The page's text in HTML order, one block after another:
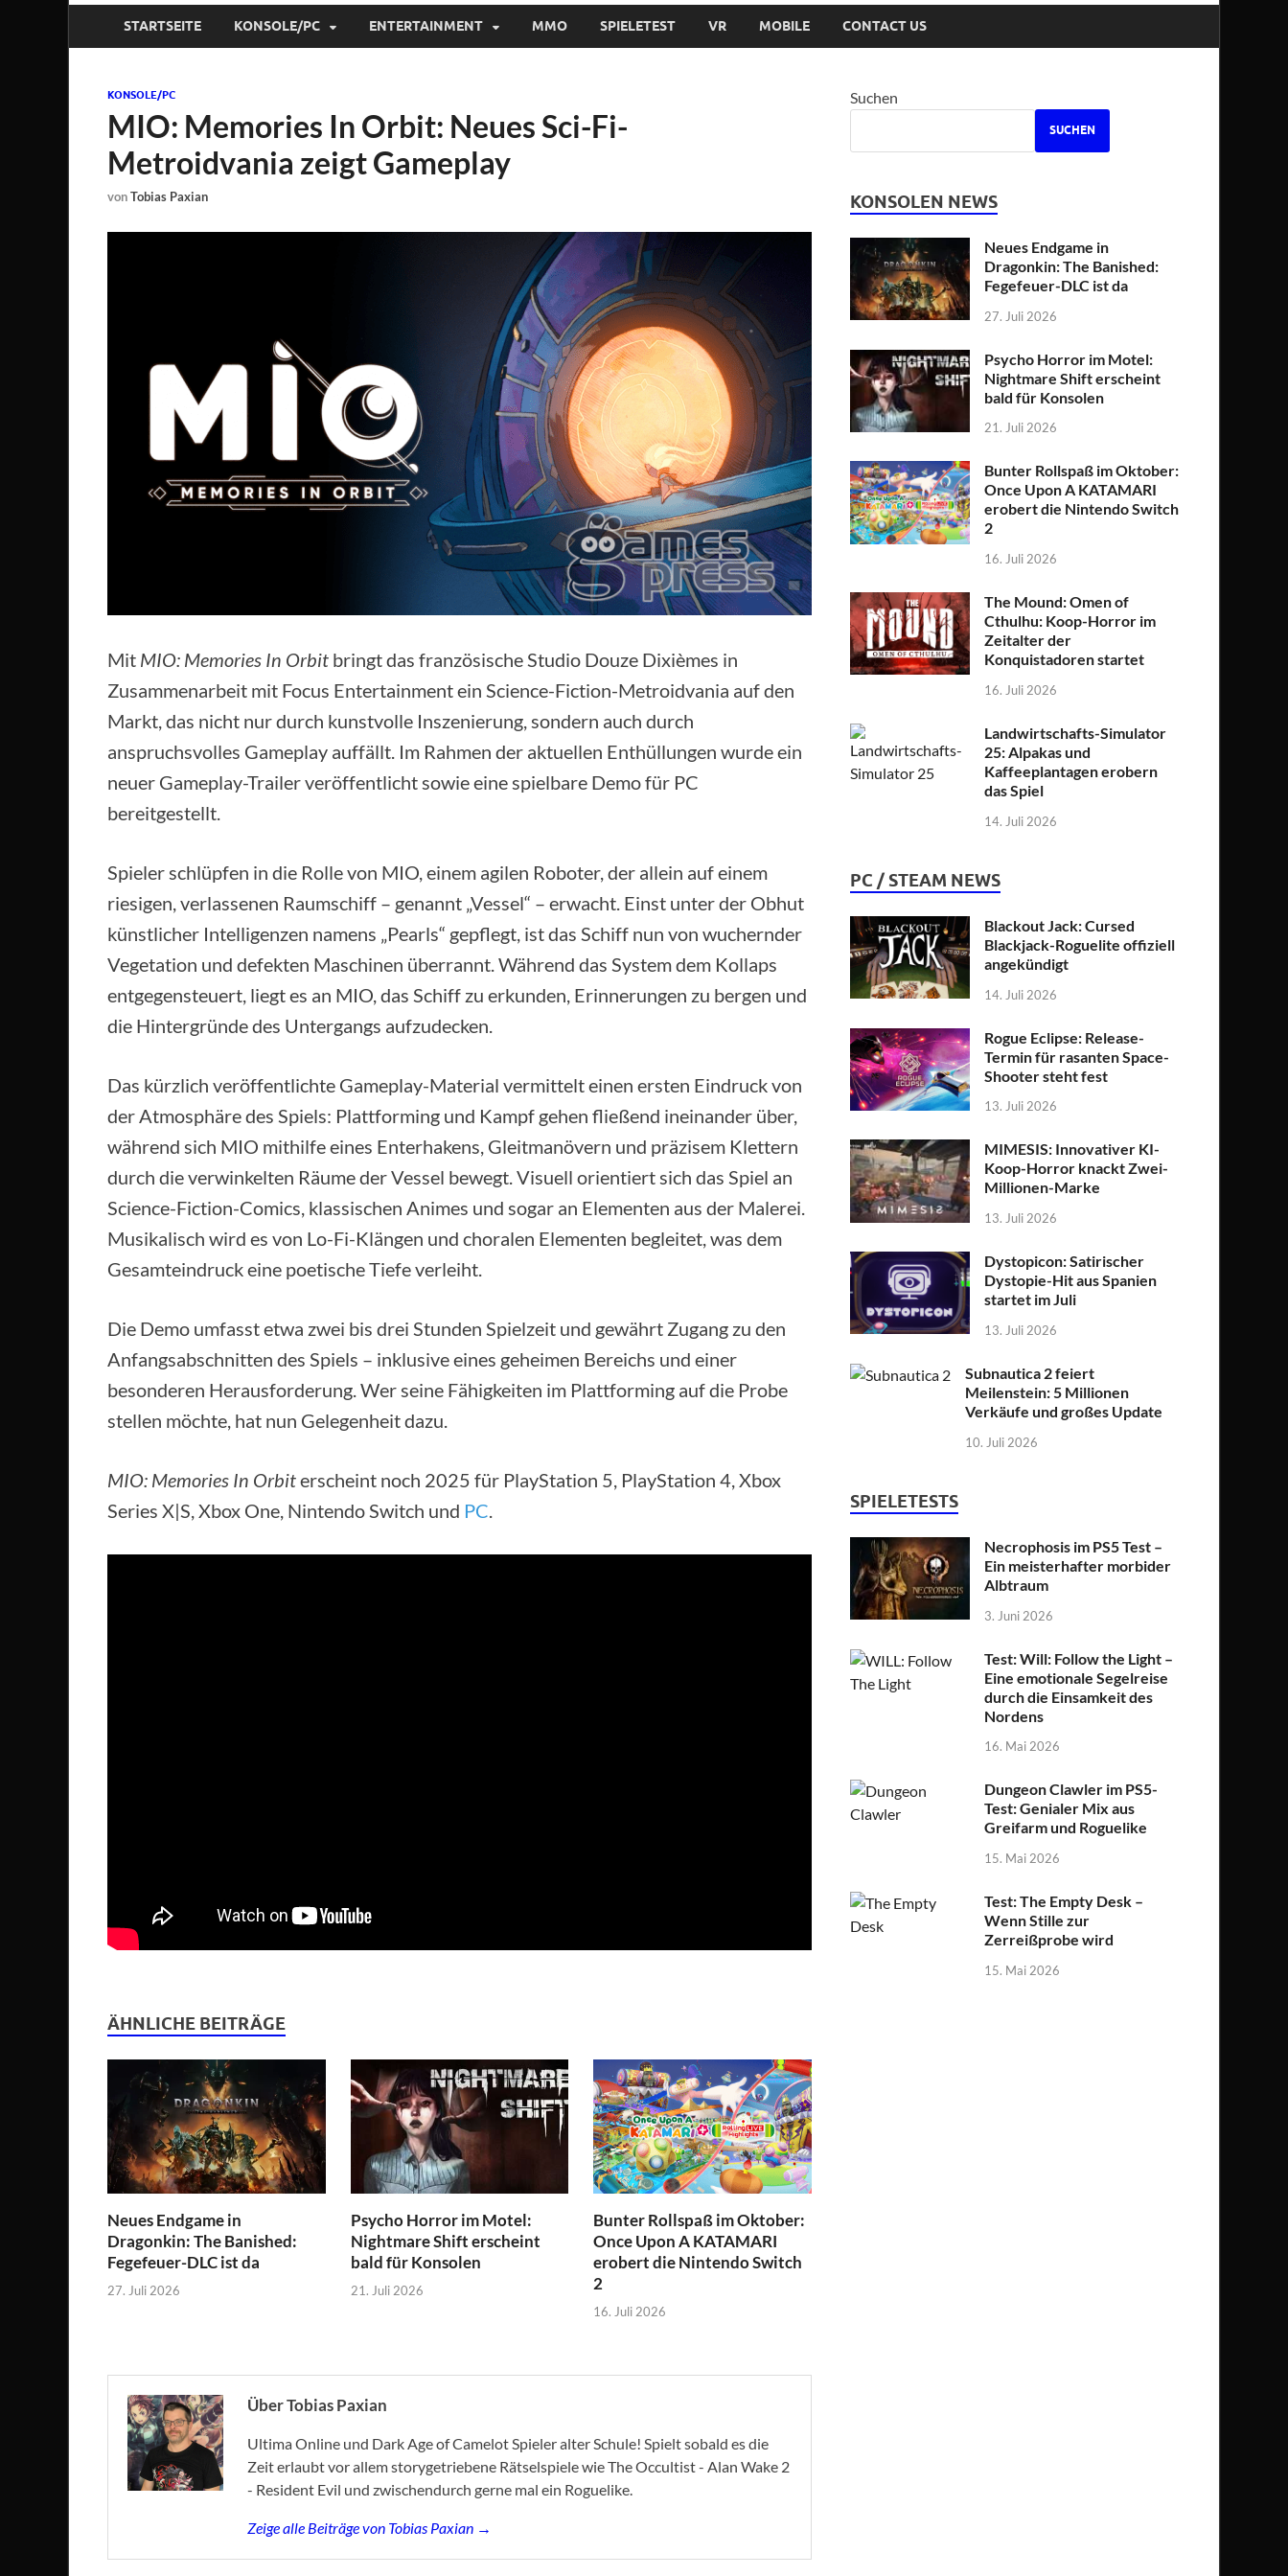
STARTSEITE KONSOLE/PC ENTERTAINMENT MMO SPIELETEST VR MOBILE CONTACT US
KONSOLE/PC
MIO: Memories In Orbit: Neues Sci-Fi-
Metroidvania zeigt Gameplay
vonTobias Paxian
Mit MIO: Memories In Orbit bringt das französische Studio Douze Dixièmes in
Zusammenarbeit mit Focus Entertainment ein Science-Fiction-Metroidvania auf den
Markt, das nicht nur durch kunstvolle Inszenierung, sondern auch durch
anspruchsvolles Gameplay auffällt. Im Rahmen der aktuellen Enthüllungen wurde ein
neuer Gameplay-Trailer veröffentlicht sowie eine spielbare Demo für PC
bereitgestellt.
Spieler schlüpfen in die Rolle von MIO, einem agilen Roboter, der allein auf einem
riesigen, verlassenen Raumschiff – genannt „Vessel“ – erwacht. Einst unter der Obhut
künstlicher Intelligenzen namens „Pearls“ gepflegt, ist das Schiff nun von wuchernder
Vegetation und defekten Maschinen überrannt. Während das System dem Kollaps
entgegensteuert, liegt es an MIO, das Schiff zu erkunden, Erinnerungen zu bergen und
die Hintergründe des Untergangs aufzudecken.
Das kürzlich veröffentlichte Gameplay-Material vermittelt einen ersten Eindruck von
der Atmosphäre des Spiels: Plattforming und Kampf gehen fließend ineinander über,
während sich MIO mithilfe eines Enterhakens, Gleitmanövern und präzisem Klettern
durch die verwinkelten Räume der Vessel bewegt. Visuell orientiert sich das Spiel an
Science-Fiction-Comics, klassischen Animes und sogar an Elementen aus der Malerei.
Musikalisch wird es von Lo-Fi-Klängen und choralen Elementen begleitet, was dem
Gesamteindruck eine poetische Tiefe verleiht.
Die Demo umfasst etwa zwei bis drei Stunden Spielzeit und gewährt Zugang zu den
Anfangsabschnitten des Spiels – inklusive eines geheimen Bereichs und einer
besonderen Herausforderung. Wer seine Fähigkeiten im Plattforming auf die Probe
stellen möchte, hat nun Gelegenheit dazu.
MIO: Memories In Orbiterscheint noch 2025 für PlayStation 5, PlayStation 4, Xbox
Series X|S, Xbox One, Nintendo Switch und PC.
ÄHNLICHE BEITRÄGE
Neues Endgame in
Dragonkin: The Banished:
Fegefeuer-DLC ist da
27. Juli 2026
Psycho Horror im Motel:
Nightmare Shift erscheint
bald für Konsolen
21. Juli 2026
Bunter Rollspaß im Oktober:
Once Upon A KATAMARI
erobert die Nintendo Switch
2
16. Juli 2026
Über Tobias Paxian
Ultima Online und Dark Age of Camelot Spieler alter Schule! Spielt sobald es die
Zeit erlaubt vor allem storygetriebene Rätselspiele wie The Occultist - Alan Wake 2
- Resident Evil und zwischendurch gerne mal ein Roguelike.
Zeige alle Beiträge von Tobias Paxian →
Suchen
SUCHEN
KONSOLEN NEWS
Neues Endgame in
Dragonkin: The Banished:
Fegefeuer-DLC ist da
27. Juli 2026
Psycho Horror im Motel:
Nightmare Shift erscheint
bald für Konsolen
21. Juli 2026
Bunter Rollspaß im Oktober:
Once Upon A KATAMARI
erobert die Nintendo Switch
2
16. Juli 2026
The Mound: Omen of
Cthulhu: Koop-Horror im
Zeitalter der
Konquistadoren startet
16. Juli 2026
Landwirtschafts-Simulator
25: Alpakas und
Kaffeeplantagen erobern
das Spiel
14. Juli 2026
PC / STEAM NEWS
Blackout Jack: Cursed
Blackjack-Roguelite offiziell
angekündigt
14. Juli 2026
Rogue Eclipse: Release-
Termin für rasanten Space-
Shooter steht fest
13. Juli 2026
MIMESIS: Innovativer KI-
Koop-Horror knackt Zwei-
Millionen-Marke
13. Juli 2026
Dystopicon: Satirischer
Dystopie-Hit aus Spanien
startet im Juli
13. Juli 2026
Subnautica 2 feiert
Meilenstein: 5 Millionen
Verkäufe und großes Update
10. Juli 2026
SPIELETESTS
Necrophosis im PS5 Test –
Ein meisterhafter morbider
Albtraum
3. Juni 2026
Test: Will: Follow the Light –
Eine emotionale Segelreise
durch die Einsamkeit des
Nordens
16. Mai 2026
Dungeon Clawler im PS5-
Test: Genialer Mix aus
Greifarm und Roguelike
15. Mai 2026
Test: The Empty Desk –
Wenn Stille zur
Zerreißprobe wird
15. Mai 2026